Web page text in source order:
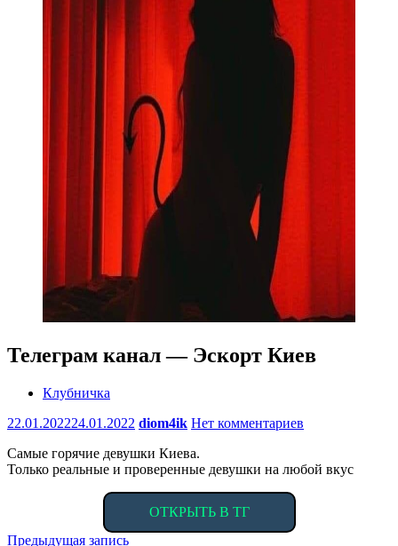
Телеграм канал — Эскорт Киев
Клубничка
22.01.202224.01.2022 diom4ik Нет комментариев
Самые горячие девушки Киева.
Только реальные и проверенные девушки на любой вкус
ОТКРЫТЬ В ТГ
Предыдущая запись